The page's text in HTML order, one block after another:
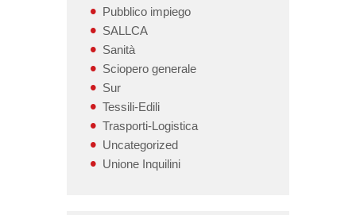
Pubblico impiego
SALLCA
Sanità
Sciopero generale
Sur
Tessili-Edili
Trasporti-Logistica
Uncategorized
Unione Inquilini